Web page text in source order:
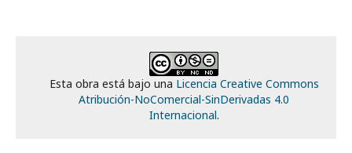
Esta obra está bajo una Licencia Creative Commons
Atribución-NoComercial-SinDerivadas 4.0
Internacional.